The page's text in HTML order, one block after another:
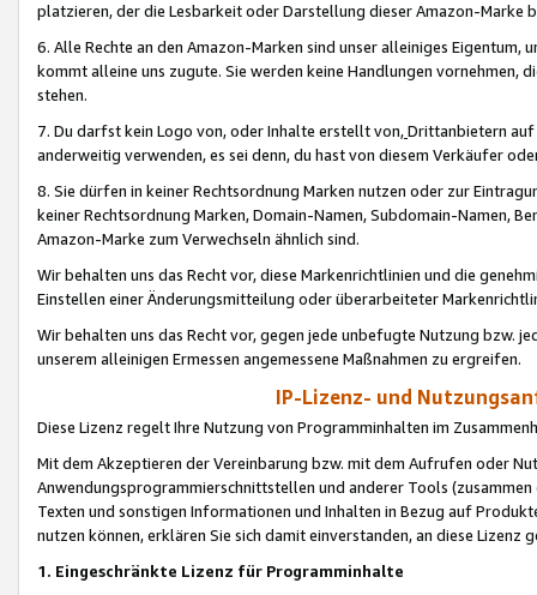
platzieren, der die Lesbarkeit oder Darstellung dieser Amazon-Marke
6. Alle Rechte an den Amazon-Marken sind unser alleiniges
kommt alleine uns zugute. Sie werden keine Handlungen vornehmen,
stehen.
7. Du darfst kein Logo von, oder Inhalte erstellt von,Drittanbietern auf
anderweitig verwenden, es sei denn, du hast von diesem Verkäufer
8. Sie dürfen in keiner Rechtsordnung Marken nutzen oder zur
keiner Rechtsordnung Marken, Domain-Namen, Subdomain-Namen,
Amazon-Marke zum Verwechseln ähnlich sind.
Wir behalten uns das Recht vor, diese Markenrichtlinien und die
Einstellen einer Änderungsmitteilung oder überarbeiteter
Wir behalten uns das Recht vor, gegen jede unbefugte Nutzung bzw.
unserem alleinigen Ermessen angemessene Maßnahmen zu ergreifen.
IP-Lizenz- und
Diese Lizenz regelt Ihre Nutzung von Programminhalten im
Mit dem Akzeptieren der Vereinbarung bzw. mit dem Aufrufen oder
Anwendungsprogrammierschnittstellen und anderer Tools (zusammen
Texten und sonstigen Informationen und Inhalten in Bezug auf
nutzen können, erklären Sie sich damit einverstanden, an diese Lizenz
1. Eingeschränkte Lizenz für Programminhalte